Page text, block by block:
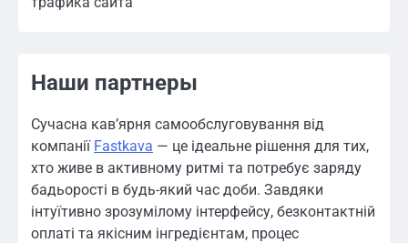
Наши партнеры
Сучасна кав’ярня самообслуговування від
компанії Fastkava — це ідеальне рішення для тих,
хто живе в активному ритмі та потребує заряду
бадьорості в будь-який час доби. Завдяки
інтуїтивно зрозумілому інтерфейсу, безконтактній
оплаті та якісним інгредієнтам, процес